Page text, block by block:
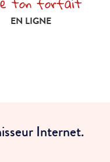
Crée ton forfait en ligne
EN LIGNE
Internet.